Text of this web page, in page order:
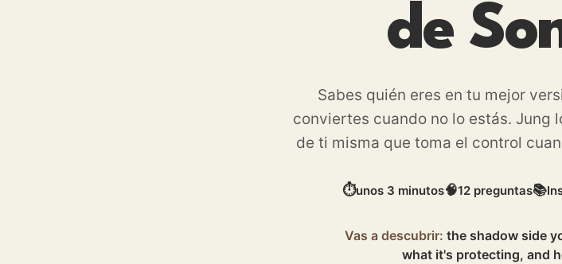
de
Sabes quién eres en tu mejor
conviertes cuando no lo estás. Jung
de ti misma que toma el control
⏱unos 3 minutos🧠12 preguntas📚
Vas a descubrir: the shadow side
what it's protecting, and